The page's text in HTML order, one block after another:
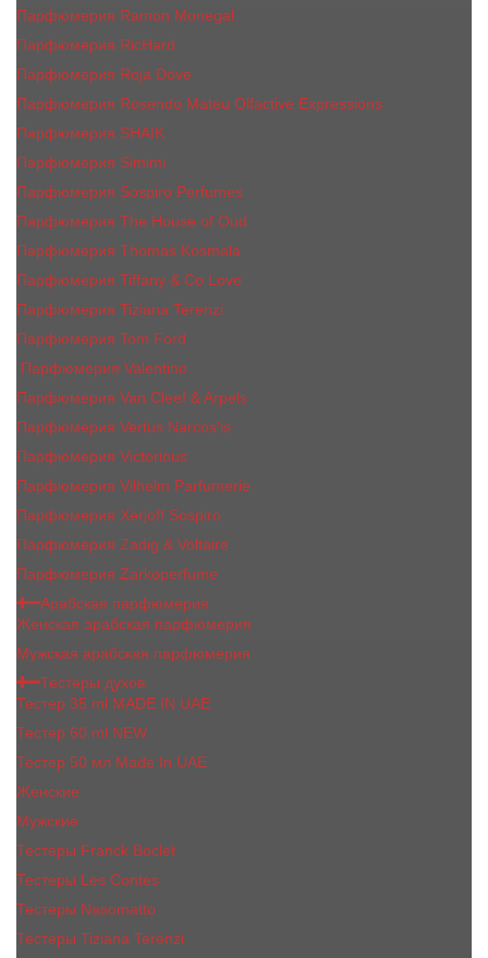
Парфюмерия Ramon Monegal
Парфюмерия RicHard
Парфюмерия Roja Dove
Парфюмерия Rosendo Mateu Olfactive Expressions
Парфюмерия SHAIK
Парфюмерия Simimi
Парфюмерия Sospiro Perfumes
Парфюмерия The House of Oud
Парфюмерия Thomas Kosmala
Парфюмерия Tiffany & Co Love
Парфюмерия Tiziana Terenzi
Парфюмерия Tom Ford
Парфюмерия Valentino
Парфюмерия Van Cleef & Arpels
Парфюмерия Vertus Narcos'is
Парфюмерия Victorious
Парфюмерия Vilhelm Parfumerie
Парфюмерия Xerjoff Sospiro
Парфюмерия Zadig & Voltaire
Парфюмерия Zarkoperfume
Арабская парфюмерия
Женская арабская парфюмерия
Мужская арабская парфюмерия
Тестеры духов
Тестер 35 ml MADE IN UAE
Тестер 60 ml NEW
Тестер 50 мл Made In UAE
Женские
Мужские
Тестеры Franck Boclet
Тестеры Les Contes
Тестеры Nasomatto
Тестеры Tiziana Terenzi